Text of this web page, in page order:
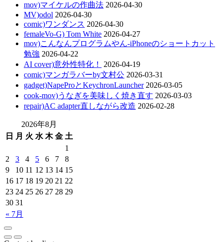
mov)マイケルの作曲法 2026-04-30
MV)odol 2026-04-30
comic)ワンダンス 2026-04-30
femaleVo-G) Tom White 2026-04-27
mov)こんなんプログラムやん-iPhoneのショートカット
勉強 2026-04-22
AI cover)意外性特化！
2026-04-19
comic)マンガラバーby文村公 2026-03-31
gadget)NapeProとKeychronLauncher 2026-03-05
cook-mov)うなぎを美味しく焼き直す 2026-03-03
repair)AC adapter直しながら改造 2026-02-28
2026年8月
日
月 火 水 木 金 土
« 7月
1
2
3 4 5 6 7
8
9
10 11 12 13 14 15
16 17 18 19 20 21 22
23 24 25 26 27 28 29
30 31